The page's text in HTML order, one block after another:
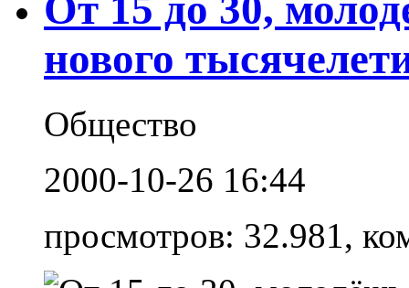
нового
Общество
2000-10-26 16:44
просмотров: 32.981,